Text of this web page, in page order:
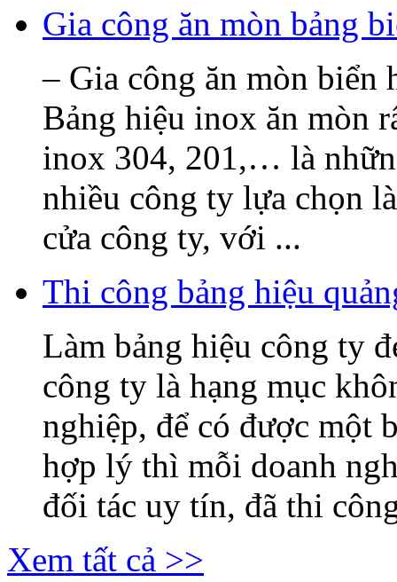
Gia công ăn mòn bảng
– Gia công ăn mòn biển
Bảng hiệu inox ăn mòn
inox 304, 201,… là
nhiều công ty lựa chọn
cửa công ty, với ...
Thi công bảng hiệu
Làm bảng hiệu công ty
công ty là hạng mục
nghiệp, để có được một
hợp lý thì mỗi doanh
đối tác uy tín, đã thi
Xem tất cả >>